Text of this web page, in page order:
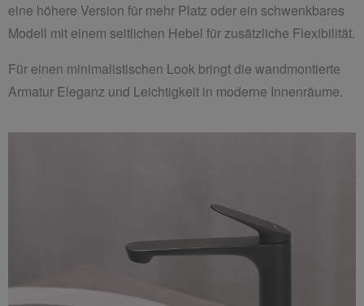
eine höhere Version für mehr Platz oder ein schwenkbares
Modell mit einem seitlichen Hebel für zusätzliche Flexibilität.
Für einen minimalistischen Look bringt die wandmontierte
Armatur Eleganz und Leichtigkeit in moderne Innenräume.